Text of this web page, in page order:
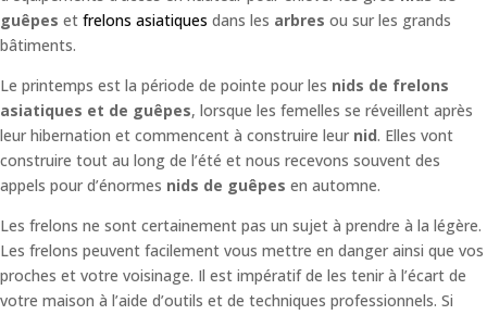
guêpes et frelons asiatiques dans les arbres ou sur les grands
bâtiments.
Le printemps est la période de pointe pour les nids de frelons
asiatiques et de guêpes, lorsque les femelles se réveillent après
leur hibernation et commencent à construire leur nid. Elles vont
construire tout au long de l’été et nous recevons souvent des
appels pour d’énormes nids de guêpes en automne.
Les frelons ne sont certainement pas un sujet à prendre à la légère.
Les frelons peuvent facilement vous mettre en danger ainsi que vos
proches et votre voisinage. Il est impératif de les tenir à l’écart de
votre maison à l’aide d’outils et de techniques professionnels. Si